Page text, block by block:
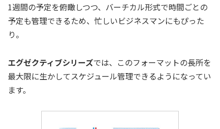
1週間の予定を俯瞰しつつ、バーチカル形式で時間ごとの
予定も管理できるため、忙しいビジネスマンにもぴった
り。
エグゼクティブシリーズでは、このフォーマットの長所を
最大限に生かしてスケジュール管理できるようになってい
ます。